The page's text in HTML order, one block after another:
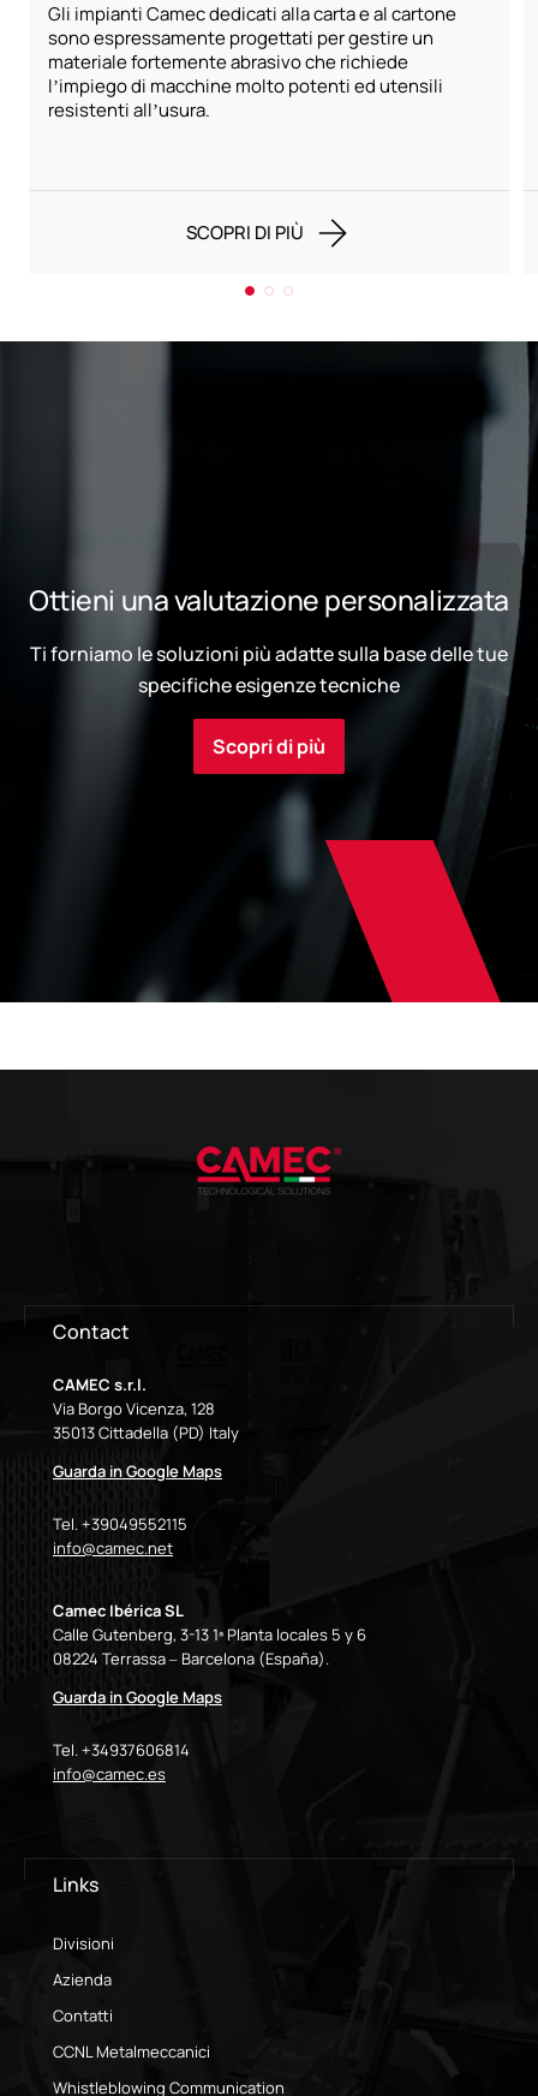
Gli impianti Camec dedicati alla carta e al cartone
sono espressamente progettati per gestire un
materiale fortemente abrasivo che richiede
l’impiego di macchine molto potenti ed utensili
resistenti all’usura.
SCOPRI DI PIÙ
Ottieni una valutazione personalizzata
Ti forniamo le soluzioni più adatte sulla base delle tue
specifiche esigenze tecniche
Scopri di più
Contact
CAMEC s.r.l.
Via Borgo Vicenza, 128
35013 Cittadella (PD) Italy
Guarda in Google Maps
Tel. +39049552115
info@camec.net
Camec Ibérica SL
Calle Gutenberg, 3-13 1ª Planta locales 5 y 6
08224 Terrassa – Barcelona (España).
Guarda in Google Maps
Tel. +34937606814
info@camec.es
Links
Divisioni
Azienda
Contatti
CCNL Metalmeccanici
Whistleblowing Communication